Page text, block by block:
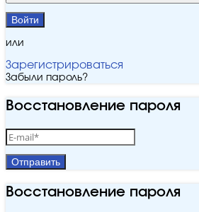
Войти
или
Зарегистрироваться
Забыли пароль?
Восстановление пароля
Отправить
Восстановление пароля